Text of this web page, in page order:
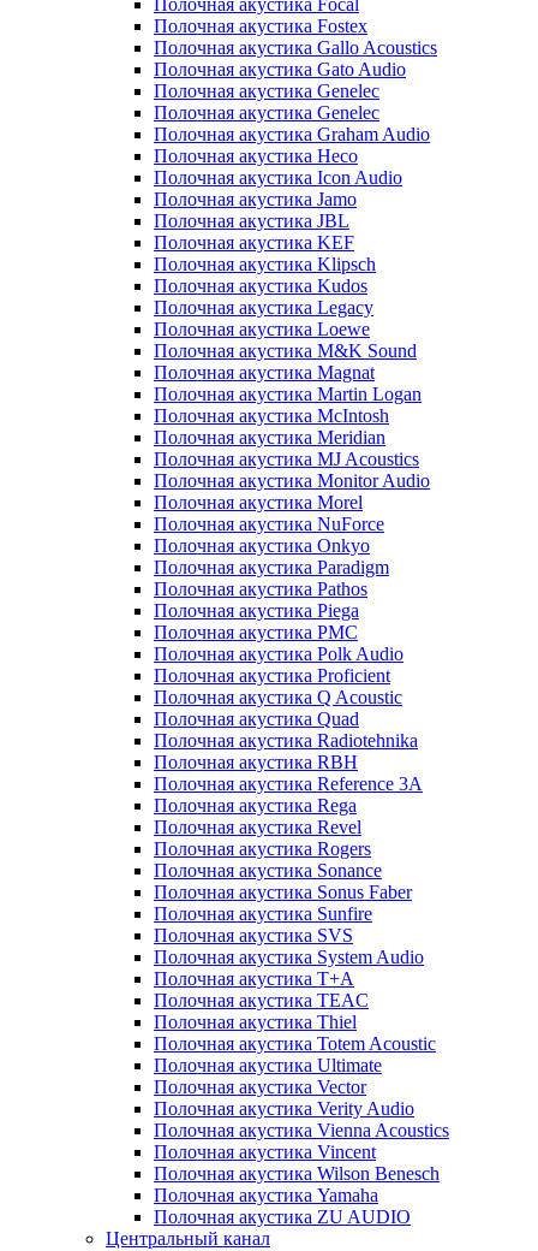
Полочная акустика Focal
Полочная акустика Fostex
Полочная акустика Gallo Acoustics
Полочная акустика Gato Audio
Полочная акустика Genelec
Полочная акустика Genelec
Полочная акустика Graham Audio
Полочная акустика Heco
Полочная акустика Icon Audio
Полочная акустика Jamo
Полочная акустика JBL
Полочная акустика KEF
Полочная акустика Klipsch
Полочная акустика Kudos
Полочная акустика Legacy
Полочная акустика Loewe
Полочная акустика M&K Sound
Полочная акустика Magnat
Полочная акустика Martin Logan
Полочная акустика McIntosh
Полочная акустика Meridian
Полочная акустика MJ Acoustics
Полочная акустика Monitor Audio
Полочная акустика Morel
Полочная акустика NuForce
Полочная акустика Onkyo
Полочная акустика Paradigm
Полочная акустика Pathos
Полочная акустика Piega
Полочная акустика PMC
Полочная акустика Polk Audio
Полочная акустика Proficient
Полочная акустика Q Acoustic
Полочная акустика Quad
Полочная акустика Radiotehnika
Полочная акустика RBH
Полочная акустика Reference 3A
Полочная акустика Rega
Полочная акустика Revel
Полочная акустика Rogers
Полочная акустика Sonance
Полочная акустика Sonus Faber
Полочная акустика Sunfire
Полочная акустика SVS
Полочная акустика System Audio
Полочная акустика T+A
Полочная акустика TEAC
Полочная акустика Thiel
Полочная акустика Totem Acoustic
Полочная акустика Ultimate
Полочная акустика Vector
Полочная акустика Verity Audio
Полочная акустика Vienna Acoustics
Полочная акустика Vincent
Полочная акустика Wilson Benesch
Полочная акустика Yamaha
Полочная акустика ZU AUDIO
Центральный канал